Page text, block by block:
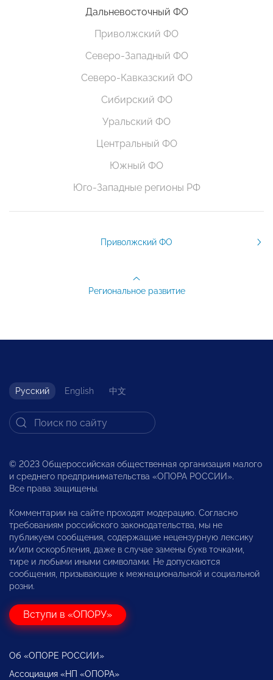
Дальневосточный ФО
Приволжский ФО
Северо-Западный ФО
Северо-Кавказский ФО
Сибирский ФО
Уральский ФО
Центральный ФО
Южный ФО
Юго-Западные регионы РФ
Приволжский ФО
Региональное развитие
Русский English 中文
© 2023 Общероссийская общественная организация малого
и среднего предпринимательства «ОПОРА РОССИИ».
Все права защищены.
Комментарии на сайте проходят модерацию. Согласно
требованиям российского законодательства, мы не
публикуем сообщения, содержащие нецензурную лексику
и/или оскорбления, даже в случае замены букв точками,
тире и любыми иными символами. Не допускаются
сообщения, призывающие к межнациональной и социальной
розни.
Вступи в «ОПОРУ»
Об «ОПОРЕ РОССИИ»
Ассоциация «НП «ОПОРА»